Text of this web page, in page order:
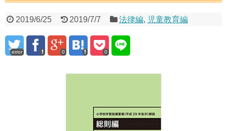
2019/6/25 2019/7/7 法律編, 児童教育編
error 0 0